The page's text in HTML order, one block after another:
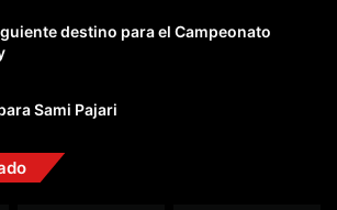
destino para el Campeonato
Sami Pajari